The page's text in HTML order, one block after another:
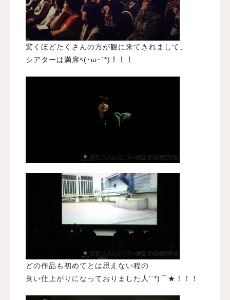
驚くほどたくさんの方が観に来てきれまして、
シアターは満席ﾍ(･ω･`*)！！！
どの作品も初めてとは思えない程の
良い仕上がりになっておりました人’`*)⌒★！！！